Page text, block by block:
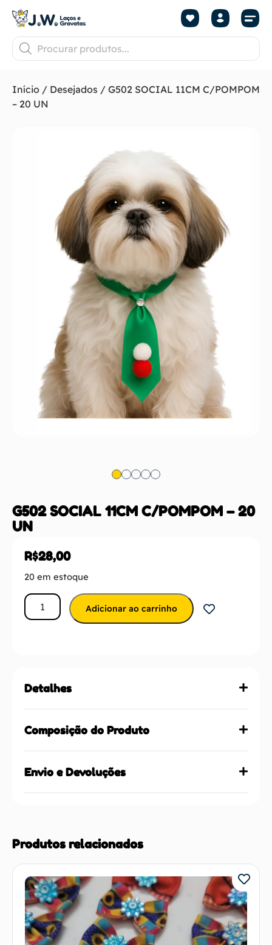
Início / Desejados / G502 SOCIAL 11CM C/POMPOM
– 20 UN
G502 SOCIAL 11CM C/POMPOM – 20
UN
R$28,00
20 em estoque
Adicionar ao carrinho
Detalhes
Composição do Produto
Envio e Devoluções
Produtos relacionados